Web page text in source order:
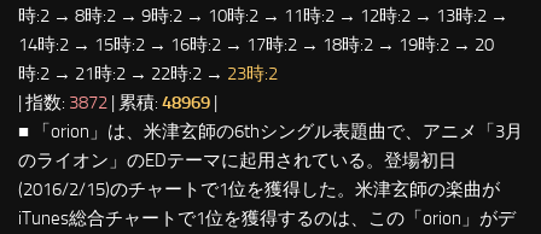
時:2 → 8時:2 → 9時:2 → 10時:2 → 11時:2 → 12時:2 → 13時:2 →
14時:2 → 15時:2 → 16時:2 → 17時:2 → 18時:2 → 19時:2 → 20
時:2 → 21時:2 → 22時:2 → 23時:2
| 指数: 3872 | 累積: 48969 |
■ 「orion」は、米津玄師の6thシングル表題曲で、アニメ「3月
のライオン」のEDテーマに起用されている。登場初日
(2016/2/15)のチャートで1位を獲得した。米津玄師の楽曲が
iTunes総合チャートで1位を獲得するのは、この「orion」がデ